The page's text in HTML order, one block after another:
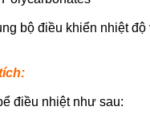
bộ điều khiển nhiệt độ
điều nhiệt như sau: